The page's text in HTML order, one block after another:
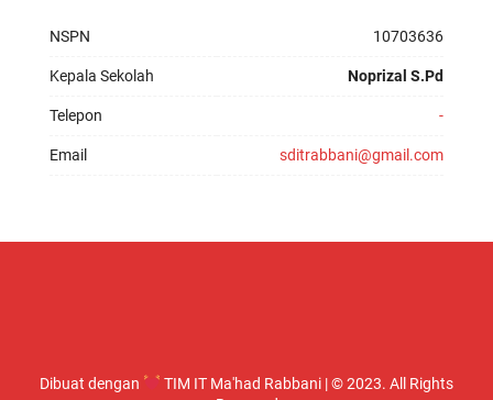
NSPN 10703636
Kepala Sekolah Noprizal S.Pd
Telepon -
Email sditrabbani@gmail.com
Dibuat dengan
TIM IT Ma'had Rabbani | © 2023. All Rights